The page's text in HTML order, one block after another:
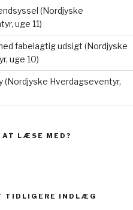
(Nordjyske
uge 11)
fabelagtig udsigt (Nordjyske
uge 10)
(Nordjyske Hverdagseventyr,
AT LÆSE MED?
TIDLIGERE INDLÆG